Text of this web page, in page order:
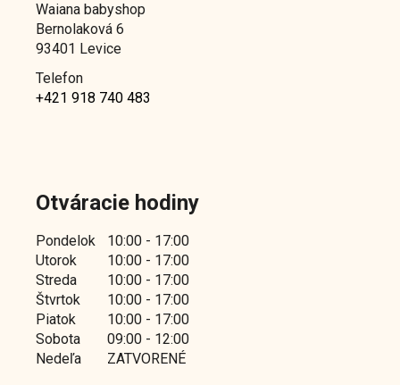
Waiana babyshop
Bernolaková 6
93401 Levice
Telefon
+421 918 740 483
Otváracie hodiny
Pondelok
10:00 - 17:00
Utorok
10:00 - 17:00
Streda
10:00 - 17:00
Štvrtok
10:00 - 17:00
Piatok
10:00 - 17:00
Sobota
09:00 - 12:00
Nedeľa
ZATVORENÉ